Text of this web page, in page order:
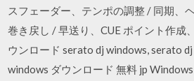
スフェーダー、テンポの調整 / 同期、
巻き戻し / 早送り、CUE ポイント作
ウンロード serato dj windows, serato
windows ダウンロード 無料 jp